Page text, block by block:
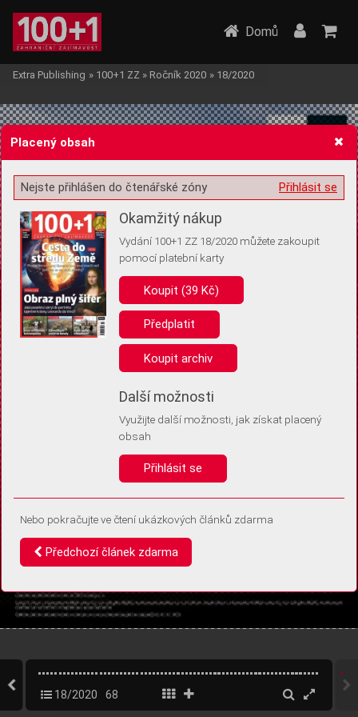
Žádost o souhlas s ukládáním volitelných informací
Pro základní fungování webu nepotřebujeme ukládat žádné informace
(tzv. cookies apod.). Rádi bychom vás ale požádali o souhlas s
uložením volitelných informací:
Anonymní unikátní ID
Díky němu příště poznáme, že se jedná o stejné zařízení, a
Identifikátor je zcela anonymní.
Vaše souhlasy a odmítnutí si ukládáme do vašeho zařízení, abychom se
vás už příště znovu neptali. Můžete je kdykoli později upravit ve Správě
Domů
Extra Publishing » 100+1 ZZ » Ročník 2020 » 18/2020
18/2020 68
Placený obsah
Přihlásit se
Nejste přihlášen do čtenářské zóny
Okamžitý nákup
Vydání 100+1 ZZ 18/2020 můžete zakoupit
pomocí platební karty
Koupit (39 Kč)
Předplatit
Koupit archiv
Další možnosti
Využijte další možnosti, jak získat placený
obsah
Přihlásit se
Nebo pokračujte ve čtení ukázkových článků zdarma
Předchozí článek zdarma